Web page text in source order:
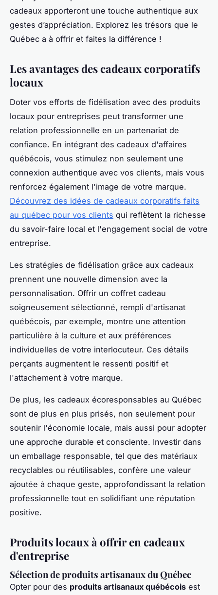
cadeaux apporteront une touche authentique aux
gestes d’appréciation. Explorez les trésors que le
Québec a à offrir et faites la différence !
Les avantages des cadeaux corporatifs
locaux
Doter vos efforts de fidélisation avec des produits
locaux pour entreprises peut transformer une
relation professionnelle en un partenariat de
confiance. En intégrant des cadeaux d'affaires
québécois, vous stimulez non seulement une
connexion authentique avec vos clients, mais vous
renforcez également l'image de votre marque.
Découvrez des idées de cadeaux corporatifs faits
au québec pour vos clients qui reflètent la richesse
du savoir-faire local et l'engagement social de votre
entreprise.
Les stratégies de fidélisation grâce aux cadeaux
prennent une nouvelle dimension avec la
personnalisation. Offrir un coffret cadeau
soigneusement sélectionné, rempli d'artisanat
québécois, par exemple, montre une attention
particulière à la culture et aux préférences
individuelles de votre interlocuteur. Ces détails
perçants augmentent le ressenti positif et
l'attachement à votre marque.
De plus, les cadeaux écoresponsables au Québec
sont de plus en plus prisés, non seulement pour
soutenir l'économie locale, mais aussi pour adopter
une approche durable et consciente. Investir dans
un emballage responsable, tel que des matériaux
recyclables ou réutilisables, confère une valeur
ajoutée à chaque geste, approfondissant la relation
professionnelle tout en solidifiant une réputation
positive.
Produits locaux à offrir en cadeaux
d'entreprise
Sélection de produits artisanaux du Québec
Opter pour des produits artisanaux québécois est